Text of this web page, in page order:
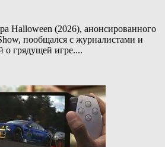
Halloween (2026), анонсированного
пообщался с журналистами и
о грядущей игре....